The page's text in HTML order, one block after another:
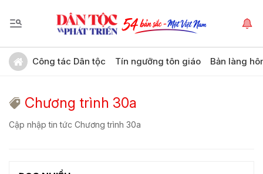
Công tác Dân tộc Tín ngưỡng tôn giáo Bản làng
Chương trình 30a
Cập nhập tin tức Chương trình 30a